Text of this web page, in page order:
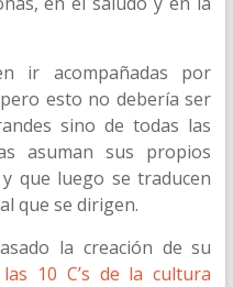
ir acompañadas por
esto no debería ser
sino de todas las
asuman sus propios
que luego se traducen
que se dirigen.
la creación de su
las 10 C’s de la cultura